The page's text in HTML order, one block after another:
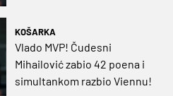
KOŠARKA
Vlado MVP! Čudesni
Mihailović zabio 42 poena i
simultankom razbio Viennu!